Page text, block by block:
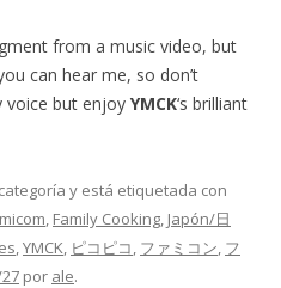
from a music video, but
can hear me, so don’t
voice but enjoy YMCK‘s brilliant
y está etiquetada con
, Family Cooking, Japón/日
,YMCK, ピコピコ, ファミコン, フ
por ale.